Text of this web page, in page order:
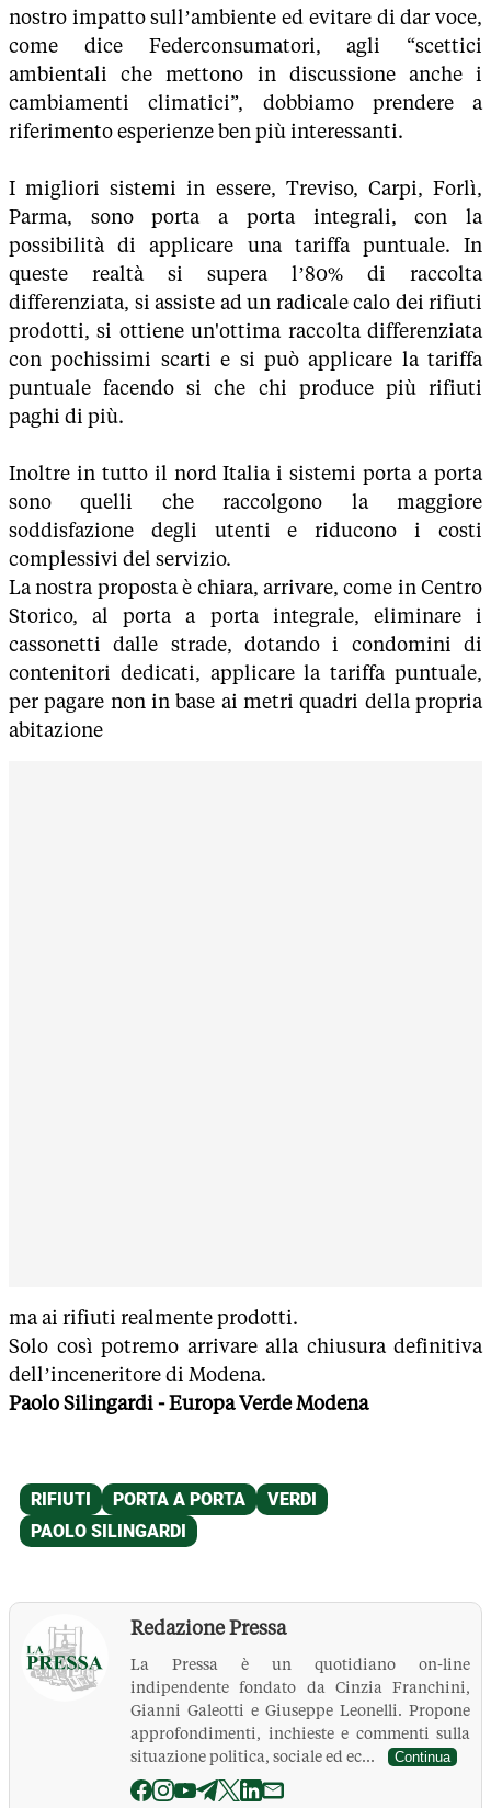
nostro impatto sull’ambiente ed evitare di dar voce,
come dice Federconsumatori, agli “scettici
ambientali che mettono in discussione anche i
cambiamenti climatici”, dobbiamo prendere a
riferimento esperienze ben più interessanti.
I migliori sistemi in essere, Treviso, Carpi, Forlì,
Parma, sono porta a porta integrali, con la
possibilità di applicare una tariffa puntuale. In
queste realtà si supera l’80% di raccolta
differenziata, si assiste ad un radicale calo dei rifiuti
prodotti, si ottiene un'ottima raccolta differenziata
con pochissimi scarti e si può applicare la tariffa
puntuale facendo si che chi produce più rifiuti
paghi di più.
Inoltre in tutto il nord Italia i sistemi porta a porta
sono quelli che raccolgono la maggiore
soddisfazione degli utenti e riducono i costi
complessivi del servizio.
La nostra proposta è chiara, arrivare, come in Centro
Storico, al porta a porta integrale, eliminare i
cassonetti dalle strade, dotando i condomini di
contenitori dedicati, applicare la tariffa puntuale,
per pagare non in base ai metri quadri della propria
abitazione
ma ai rifiuti realmente prodotti.
Solo così potremo arrivare alla chiusura definitiva
dell’inceneritore di Modena.
Paolo Silingardi - Europa Verde Modena
Redazione Pressa
La Pressa è un quotidiano on-line
indipendente fondato da Cinzia Franchini,
Gianni Galeotti e Giuseppe Leonelli. Propone
approfondimenti, inchieste e commenti sulla
situazione politica, sociale ed ec...
Continua